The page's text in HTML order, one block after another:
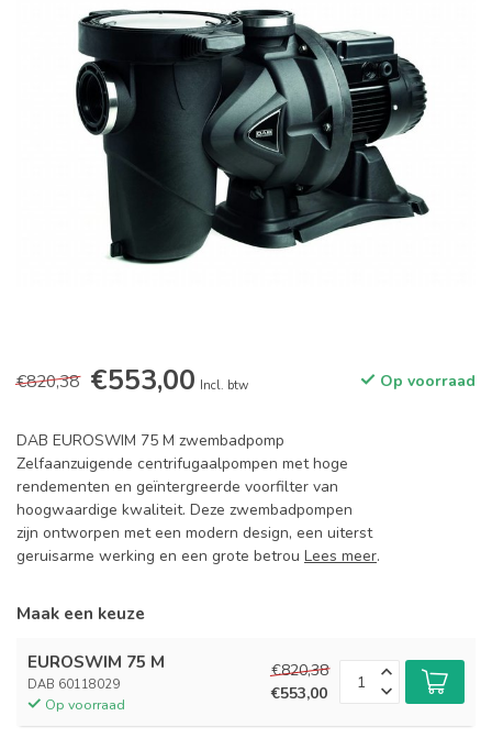
€820,38 €553,00 Incl. btw Op voorraad
DAB EUROSWIM 75 M zwembadpomp
Zelfaanzuigende centrifugaalpompen met hoge
rendementen en geïntergreerde voorfilter van
hoogwaardige kwaliteit. Deze zwembadpompen
zijn ontworpen met een modern design, een uiterst
geruisarme werking en een grote betrou Lees meer.
Maak een keuze
EUROSWIM 75 M
DAB 60118029
Op voorraad
€820,38
€553,00